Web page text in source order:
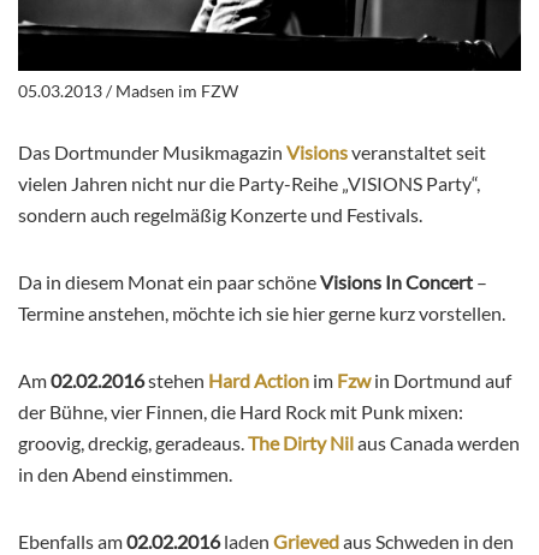
05.03.2013 / Madsen im FZW
Das Dortmunder Musikmagazin Visionsveranstaltet seit
vielen Jahren nicht nur die Party-Reihe „VISIONS Party“,
sondern auch regelmäßig Konzerte und Festivals.
Da in diesem Monat ein paar schöneVisions In Concert –
Termine anstehen, möchte ich sie hier gerne kurz vorstellen.
Am02.02.2016stehen Hard Action im Fzwin Dortmund auf
der Bühne, vier Finnen, die Hard Rock mit Punk mixen:
groovig, dreckig, geradeaus. The Dirty Nilaus Canada werden
in den Abend einstimmen.
Ebenfalls am02.02.2016laden Grievedaus Schweden in den